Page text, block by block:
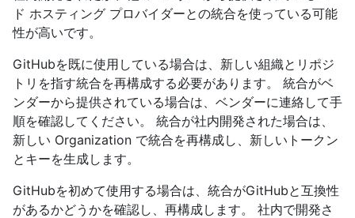
ド ホスティング プロバイダーとの統合を使っている可能
性が高いです。
GitHubを既に使用している場合は、新しい組織とリポジ
トリを指す統合を再構成する必要があります。 統合がベ
ンダーから提供されている場合は、ベンダーに連絡して手
順を確認してください。 統合が社内開発された場合は、
新しい Organization で統合を再構成し、新しいトークン
とキーを生成します。
GitHubを初めて使用する場合は、統合がGitHubと互換性
があるかどうかを確認し、再構成します。 社内で開発さ